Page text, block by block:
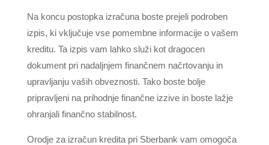
Na koncu postopka izračuna boste prejeli podroben
izpis, ki vključuje vse pomembne informacije o vašem
kreditu. Ta izpis vam lahko služi kot dragocen
dokument pri nadaljnjem finančnem načrtovanju in
upravljanju vaših obveznosti. Tako boste bolje
pripravljeni na prihodnje finančne izzive in boste lažje
ohranjali finančno stabilnost.
Orodje za izračun kredita pri Sberbank vam omogoča